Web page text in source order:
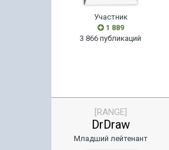
Участник
1 889
3 866 публикаций
[RANGE]
DrDraw
Младший лейтенант